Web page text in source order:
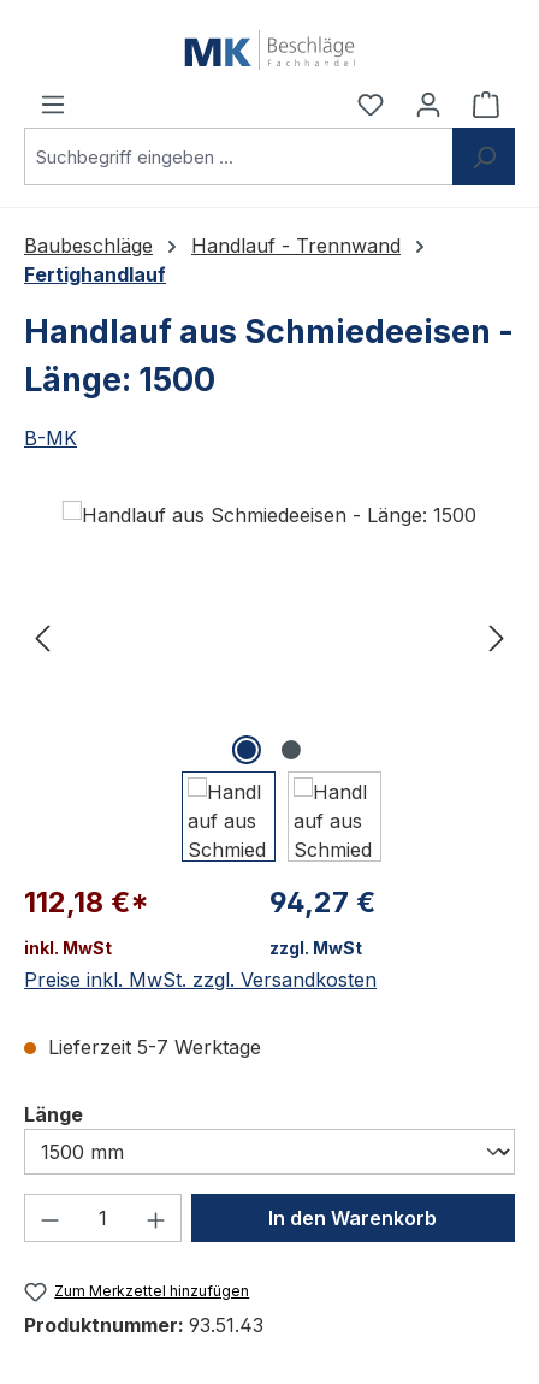
Du hast 0
Baubeschläge
Handlauf - Trennwand
Fertighandlauf
Handlauf aus Schmiedeeisen -
Länge: 1500
B-MK
Bildergalerie überspringen
112,18 €*
inkl. MwSt
94,27 €
zzgl. MwSt
Preise inkl. MwSt. zzgl. Versandkosten
Lieferzeit 5-7 Werktage
Längeauswählen
Produkt Anzahl: Gib denIn den Warenkorb
Zum Merkzettel hinzufügen
Produktnummer: 93.51.43